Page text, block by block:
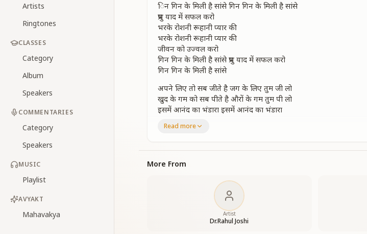
Artists
Ringtones
CLASSES
Category
Album
Speakers
COMMENTARIES
Category
Speakers
MUSIC
Playlist
AVYAKT
Mahavakya
िन गिन के मिली है सांसे गिन गिन के मिली है सांसे
प्रभु याद में सफल करो
भरके रोशनी रूहानी प्यार की
भरके रोशनी रूहानी प्यार की
जीवन को उज्वल करो
गिन गिन के मिली है सांसे प्रभु याद में सफल करो
गिन गिन के मिली है सांसे
अपने लिए तो सब जीते है जग के लिए तुम जी लो
खुद के गम को सब पीते है औरों के गम तुम पी लो
इसमें आनंद का भंडारा इसमें आनंद का भंडारा
गिन गिन के मिली है सांसे
दिव्य गुणों के गहनों से चमक रहा है मन मोती
अंतर मन के अंधेरों में ज्योत जगा लो तुम अभी
अब न तुम कल कल करो
गिन गिन के मिली है सांसे
भरके रोशनी रूहानी प्यार की
भरके रोशनी रूहानी प्यार की
Read more
More From
Artist
Dr.Rahul Joshi